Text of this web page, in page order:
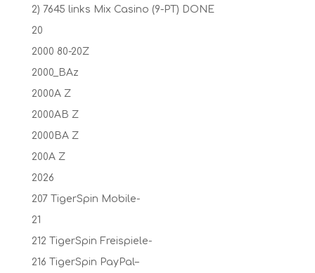
2) 7645 links Mix Casino (9-PT) DONE
20
2000 80-20Z
2000_BAz
2000A Z
2000AB Z
2000BA Z
200A Z
2026
207 TigerSpin Mobile-
21
212 TigerSpin Freispiele-
216 TigerSpin PayPal–